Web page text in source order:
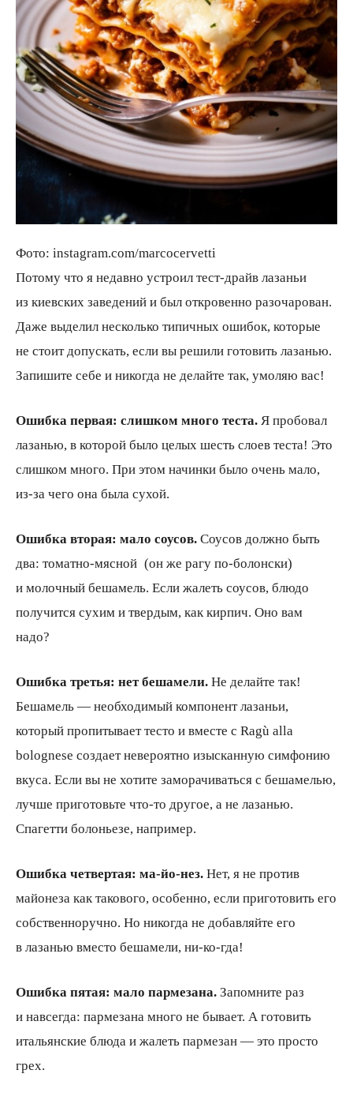
Фото: instagram.com/marcocervetti
Потому что я недавно устроил тест-драйв лазаньи
из киевских заведений и был откровенно разочарован.
Даже выделил несколько типичных ошибок, которые
не стоит допускать, если вы решили готовить лазанью.
Запишите себе и никогда не делайте так, умоляю вас!
Ошибка первая: слишком много теста. Я пробовал
лазанью, в которой было целых шесть слоев теста! Это
слишком много. При этом начинки было очень мало,
из-за чего она была сухой.
Ошибка вторая: мало соусов. Соусов должно быть
два: томатно-мясной (он же рагу по-болонски)
и молочный бешамель. Если жалеть соусов, блюдо
получится сухим и твердым, как кирпич. Оно вам
надо?
Ошибка третья: нет бешамели. Не делайте так!
Бешамель — необходимый компонент лазаньи,
который пропитывает тесто и вместе с Ragù alla
bolognese создает невероятно изысканную симфонию
вкуса. Если вы не хотите заморачиваться с бешамелью,
лучше приготовьте что-то другое, а не лазанью.
Спагетти болоньезе, например.
Ошибка четвертая: ма-йо-нез. Нет, я не против
майонеза как такового, особенно, если приготовить его
собственноручно. Но никогда не добавляйте его
в лазанью вместо бешамели, ни-ко-гда!
Ошибка пятая: мало пармезана. Запомните раз
и навсегда: пармезана много не бывает. А готовить
итальянские блюда и жалеть пармезан — это просто
грех.